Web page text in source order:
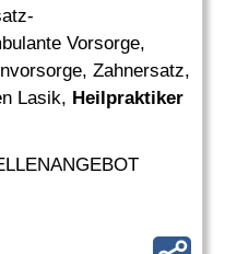
Vorsorge,
Zahnersatz,
Lasik, Heilpraktiker